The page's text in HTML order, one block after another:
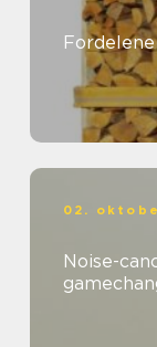
02.
Noise-